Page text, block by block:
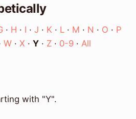
· H · I · J · K · L · M · N · O · P
W · X · Y · Z · 0-9 · All
with "Y".